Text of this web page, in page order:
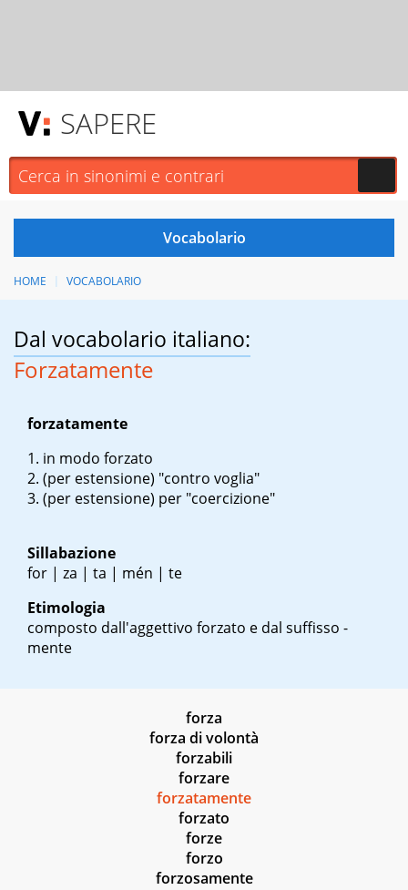
SAPERE
HOME VOCABOLARIO
Dal vocabolario italiano:
Forzatamente
forzatamente
in modo forzato
(per estensione) "contro voglia"
(per estensione) per "coercizione"
Sillabazione
for | za | ta | mén | te
Etimologia
composto dall'aggettivo forzato e dal suffisso -
mente
forza
forza di volontà
forzabili
forzare
forzatamente
forzato
forze
forzo
forzosamente